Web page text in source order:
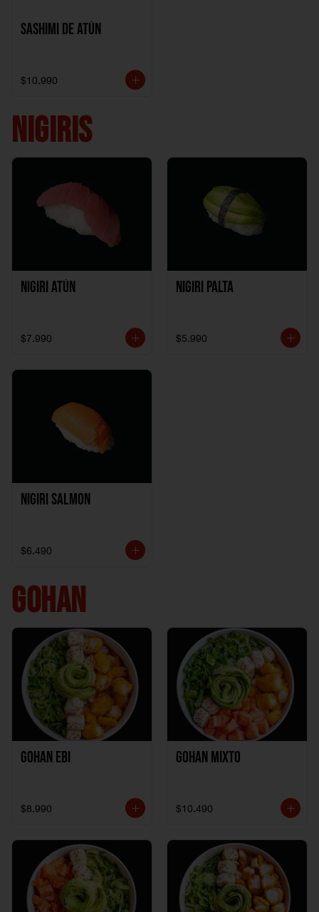
Sashimi de Atún
$10.990
NIGIRIS
Nigiri Atún
$7.990
Nigiri Palta
$5.990
Nigiri Salmon
$6.490
GOHAN
Gohan Ebi
$8.990
Gohan Mixto
$10.490